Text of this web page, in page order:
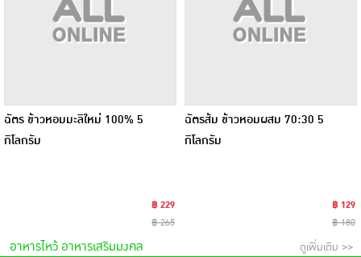
ฉัตร ข้าวหอมมะลิใหม่ 100% 5
กิโลกรัม
฿ 229
฿ 265
ฉัตรส้ม ข้าวหอมผสม 70:30 5
กิโลกรัม
฿ 129
฿ 180
อาหารไหว้ อาหารเสริมมงคล ดูเพิ่มเติม >>